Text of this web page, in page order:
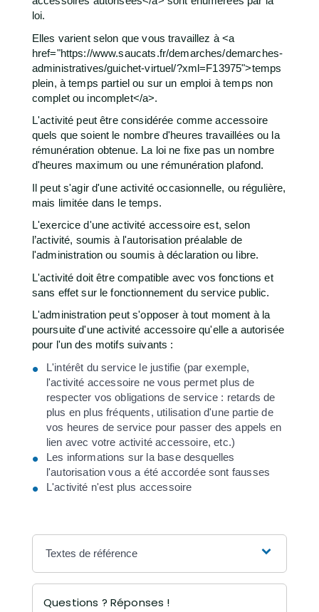
loi.
Elles varient selon que vous travaillez à <a
href="https://www.saucats.fr/demarches/demarches-
administratives/guichet-virtuel/?xml=F13975">temps
plein, à temps partiel ou sur un emploi à temps non
complet ou incomplet</a>.
L'activité peut être considérée comme accessoire
quels que soient le nombre d'heures travaillées ou la
rémunération obtenue. La loi ne fixe pas un nombre
d'heures maximum ou une rémunération plafond.
Il peut s'agir d'une activité occasionnelle, ou régulière,
mais limitée dans le temps.
L'exercice d'une activité accessoire est, selon
l’activité, soumis à l'autorisation préalable de
l'administration ou soumis à déclaration ou libre.
L'activité doit être compatible avec vos fonctions et
sans effet sur le fonctionnement du service public.
L'administration peut s'opposer à tout moment à la
poursuite d'une activité accessoire qu'elle a autorisée
pour l'un des motifs suivants :
L'intérêt du service le justifie (par exemple,
l'activité accessoire ne vous permet plus de
respecter vos obligations de service : retards de
plus en plus fréquents, utilisation d'une partie de
vos heures de service pour passer des appels en
lien avec votre activité accessoire, etc.)
Les informations sur la base desquelles
l'autorisation vous a été accordée sont fausses
L'activité n'est plus accessoire
Textes de référence
Questions ? Réponses !